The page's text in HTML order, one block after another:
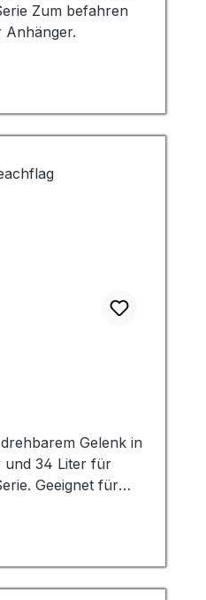
Zum befahren
Anhänger.
Gelenk in
und 34 Liter für
Geeignet für
Im Winter bei
ein
werden, um